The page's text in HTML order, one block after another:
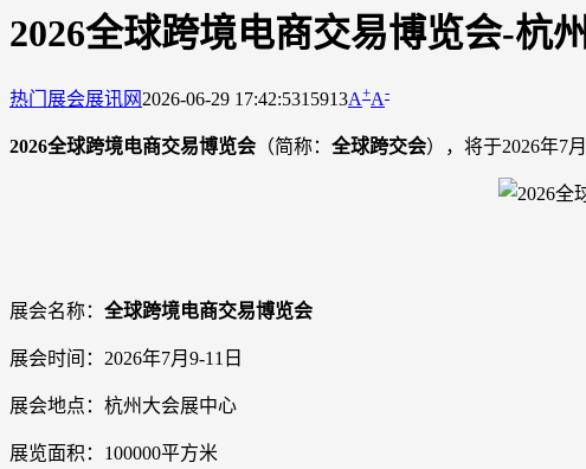
2026全球跨境电商交易博览会-杭
热门展会展讯网 2026-06-29 17:42:5315913A+A-
2026全球跨境电商交易博览会 （简称： 全球跨交会），将于2026年7
展会名称： 全球跨境电商交易博览会
展会时间：2026年7月9-11日
展会地点：杭州大会展中心
展览面积：100000平方米